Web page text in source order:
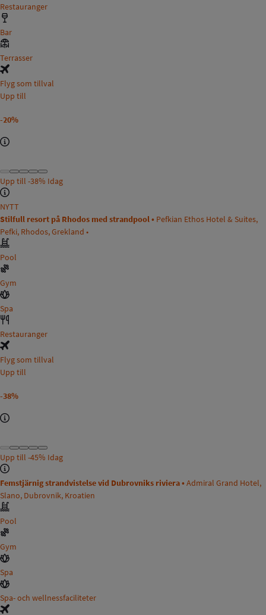
Restauranger
Bar
Terrasser
Flyg som tillval
Upp till
-20%
Upp till -38% Idag
NYTT
Stilfull resort på Rhodos med strandpool • Pefkian Ethos Hotel & Suites,
Pefki, Rhodos, Grekland •
Pool
Gym
Spa
Restauranger
Flyg som tillval
Upp till
-38%
Upp till -45% Idag
Femstjärnig strandvistelse vid Dubrovniks riviera • Admiral Grand Hotel,
Slano, Dubrovnik, Kroatien
Pool
Gym
Spa
Spa- och wellnessfaciliteter